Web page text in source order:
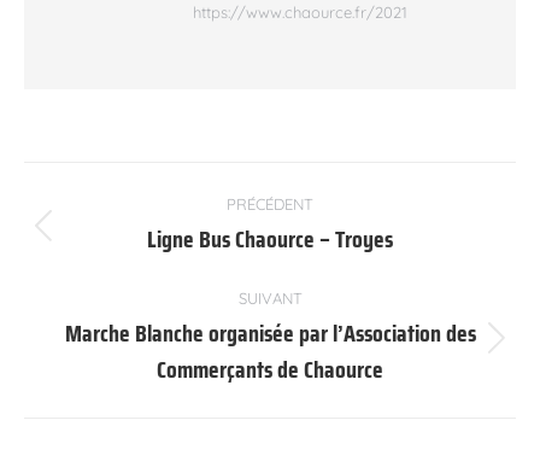
https://www.chaource.fr/2021
article
PRÉCÉDENT
Article
:
Ligne Bus Chaource – Troyes
SUIVANT
Article
suivant
Marche Blanche organisée par l’Association des
Commerçants de Chaource